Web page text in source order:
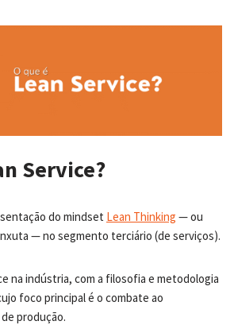
Service?
do mindset Lean Thinking — ou
— no segmento terciário (de serviços).
na indústria, com a filosofia e metodologia
foco principal é o combate ao
produção.